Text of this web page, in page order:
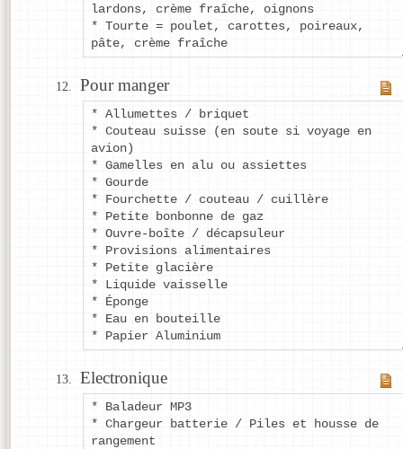
lardons, crème fraîche, oignons
* Tourte = poulet, carottes, poireaux,
pâte, crème fraîche
Pour manger
* Allumettes / briquet
* Couteau suisse (en soute si voyage en
avion)
* Gamelles en alu ou assiettes
* Gourde
* Fourchette / couteau / cuillère
* Petite bonbonne de gaz
* Ouvre-boîte / décapsuleur
* Provisions alimentaires
* Petite glacière
* Liquide vaisselle
* Éponge
* Eau en bouteille
* Papier Aluminium
Electronique
* Baladeur MP3
* Chargeur batterie / Piles et housse de
rangement